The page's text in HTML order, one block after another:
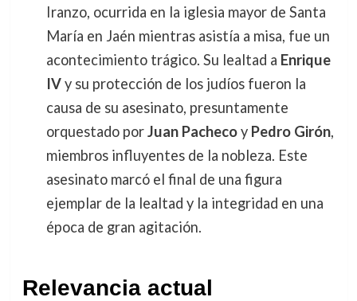
Iranzo, ocurrida en la iglesia mayor de Santa
María en Jaén mientras asistía a misa, fue un
acontecimiento trágico. Su lealtad a Enrique
IVy su protección de los judíos fueron la
causa de su asesinato, presuntamente
orquestado porJuan Pachecoy Pedro Girón,
miembros influyentes de la nobleza. Este
asesinato marcó el final de una figura
ejemplar de la lealtad y la integridad en una
época de gran agitación.
Relevancia actual